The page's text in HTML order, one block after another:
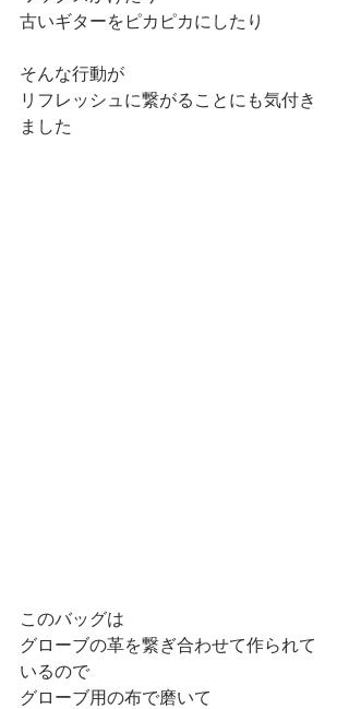
古いギターをピカピカにしたり
そんな行動が
リフレッシュに繋がることにも気付き
ました
このバッグは
グローブの革を繋ぎ合わせて作られて
いるので
グローブ用の布で磨いて